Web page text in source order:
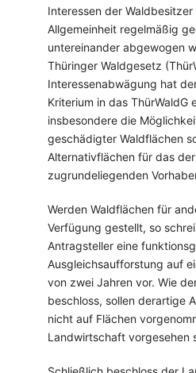
Interessen der
Allgemeinheit regelmäßig
untereinander abgewogen
Thüringer Waldgesetz
Interessenabwägung hat
Kriterium in das ThürWaldG
insbesondere die
geschädigter Waldflächen
Alternativflächen für das
zugrundeliegenden
Werden Waldflächen für
Verfügung gestellt, so
Antragsteller eine
Ausgleichsaufforstung auf
von zwei Jahren vor. Wie
beschloss, sollen derartige
nicht auf Flächen
Landwirtschaft vorgesehen